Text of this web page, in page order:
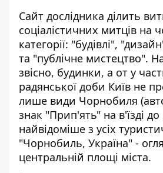
Сайт дослідника ділить
соціалістичних митців на
категорії: "будівлі",
та "публічне мистецтво".
звісно, будинки, а от у
радянської доби Київ не
лише види Чорнобиля
знак "Прип'ять" на в'їзді до
найвідоміше з усіх
"Чорнобиль, Україна" -
центральній площі міста.